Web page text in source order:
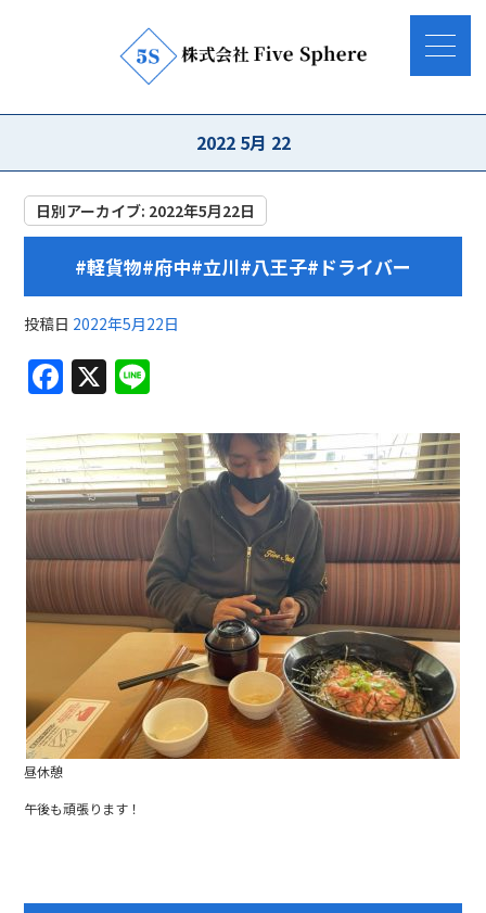
2022 5月 22
日別アーカイブ: 2022年5月22日
#軽貨物#府中#立川#八王子#ドライバー
投稿日 2022年5月22日
F
c
e
b
o
o
k
X
e
昼休憩
午後も頑張ります！